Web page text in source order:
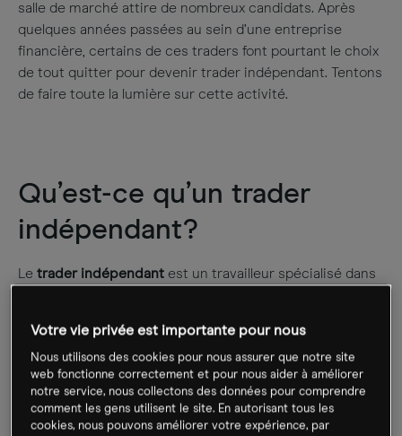
salle de marché attire de nombreux candidats. Après
quelques années passées au sein d’une entreprise
financière, certains de ces traders font pourtant le choix
de tout quitter pour devenir trader indépendant. Tentons
de faire toute la lumière sur cette activité.
Qu’est-ce qu’un trader
indépendant?
Le trader indépendant est un travailleur spécialisé dans
d’un statut d’indépendant.
Le trader indépendant ne doit toutefois pas être
confondu avec le trader pour compte propre.En effet, un
trader indépendant peut tout à fait choisir d’exercer le
Votre vie privée est importante pour nous
Nous utilisons des cookies pour nous assurer que notre site
web fonctionne correctement et pour nous aider à améliorer
notre service, nous collectons des données pour comprendre
comment les gens utilisent le site. En autorisant tous les
cookies, nous pouvons améliorer votre expérience, par